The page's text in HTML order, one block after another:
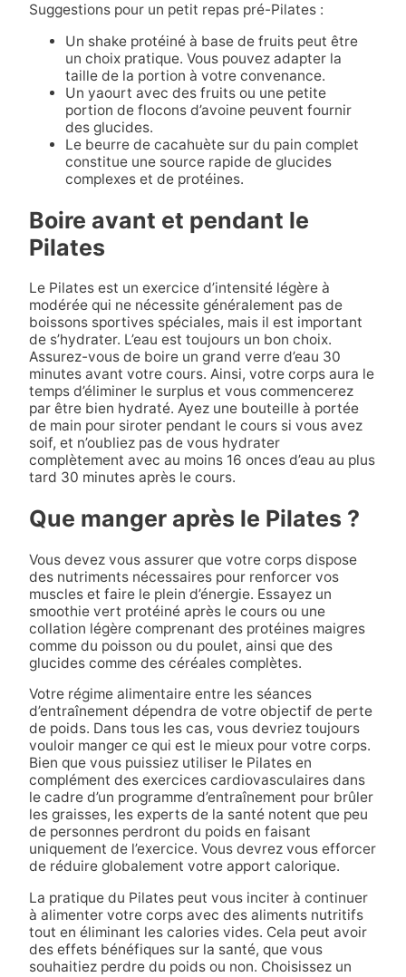
Suggestions pour un petit repas pré-Pilates :
Un shake protéiné à base de fruits peut être
un choix pratique. Vous pouvez adapter la
taille de la portion à votre convenance.
Un yaourt avec des fruits ou une petite
portion de flocons d’avoine peuvent fournir
des glucides.
Le beurre de cacahuète sur du pain complet
constitue une source rapide de glucides
complexes et de protéines.
Boire avant et pendant le
Pilates
Le Pilates est un exercice d’intensité légère à
modérée qui ne nécessite généralement pas de
boissons sportives spéciales, mais il est important
de s’hydrater. L’eau est toujours un bon choix.
Assurez-vous de boire un grand verre d’eau 30
minutes avant votre cours. Ainsi, votre corps aura le
temps d’éliminer le surplus et vous commencerez
par être bien hydraté. Ayez une bouteille à portée
de main pour siroter pendant le cours si vous avez
soif, et n’oubliez pas de vous hydrater
complètement avec au moins 16 onces d’eau au plus
tard 30 minutes après le cours.
Que manger après le Pilates ?
Vous devez vous assurer que votre corps dispose
des nutriments nécessaires pour renforcer vos
muscles et faire le plein d’énergie. Essayez un
smoothie vert protéiné après le cours ou une
collation légère comprenant des protéines maigres
comme du poisson ou du poulet, ainsi que des
glucides comme des céréales complètes.
Votre régime alimentaire entre les séances
d’entraînement dépendra de votre objectif de perte
de poids. Dans tous les cas, vous devriez toujours
vouloir manger ce qui est le mieux pour votre corps.
Bien que vous puissiez utiliser le Pilates en
complément des exercices cardiovasculaires dans
le cadre d’un programme d’entraînement pour brûler
les graisses, les experts de la santé notent que peu
de personnes perdront du poids en faisant
uniquement de l’exercice. Vous devrez vous efforcer
de réduire globalement votre apport calorique.
La pratique du Pilates peut vous inciter à continuer
à alimenter votre corps avec des aliments nutritifs
tout en éliminant les calories vides. Cela peut avoir
des effets bénéfiques sur la santé, que vous
souhaitiez perdre du poids ou non. Choisissez un